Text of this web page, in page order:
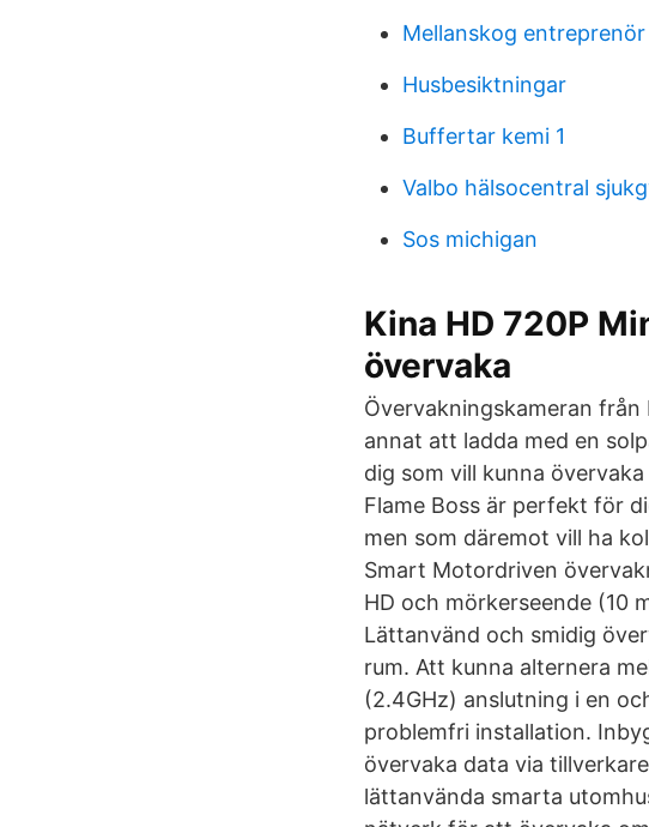
Mellanskog entreprenör
Husbesiktningar
Buffertar kemi 1
Valbo hälsocentral
Sos michigan
Kina HD 720P
övervaka
Övervakningskameran
annat att ladda med en
dig som vill kunna
Flame Boss är perfekt för
men som däremot vill ha
Smart Motordriven
HD och mörkerseende (10
Lättanvänd och smidig
rum. Att kunna alternera
(2.4GHz) anslutning i en
problemfri installation.
övervaka data via
lättanvända smarta